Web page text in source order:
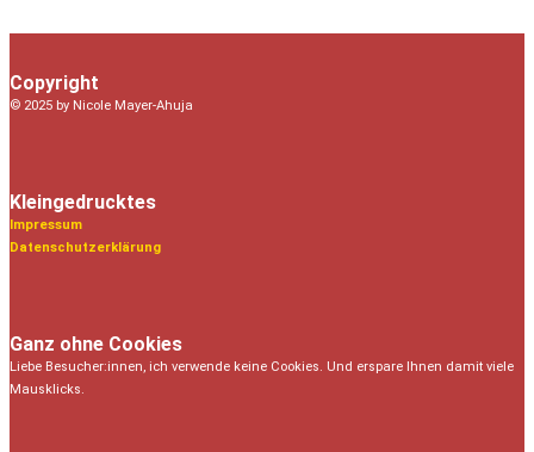
Copyright
© 2025 by Nicole Mayer-Ahuja
Kleingedrucktes
Impressum
Datenschutzerklärung
Ganz ohne Cookies
Liebe Besucher:innen, ich verwende keine Cookies. Und erspare Ihnen damit viele
Mausklicks.